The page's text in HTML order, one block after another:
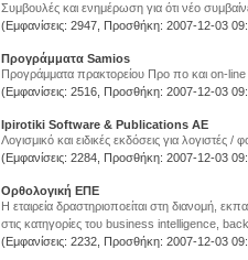
Συμβουλές και ενημέρωση για ότι νέο
(Εμφανίσεις: 2947, Προσθήκη: 2007-12-03
Προγράμματα Samios
Προγράμματα πρακτορείου Προ πο και on-
(Εμφανίσεις: 2516, Προσθήκη: 2007-12-03
Ipirotiki Software & Publications AE
Λογισμικό και ειδικές εκδόσεις για λογιστές /
(Εμφανίσεις: 2284, Προσθήκη: 2007-12-03
Ορθολογική ΕΠΕ
Η εταιρεία δραστηριοποείται στη διανομή,
στις κατηγορίες του business intelligence,
(Εμφανίσεις: 2232, Προσθήκη: 2007-12-03